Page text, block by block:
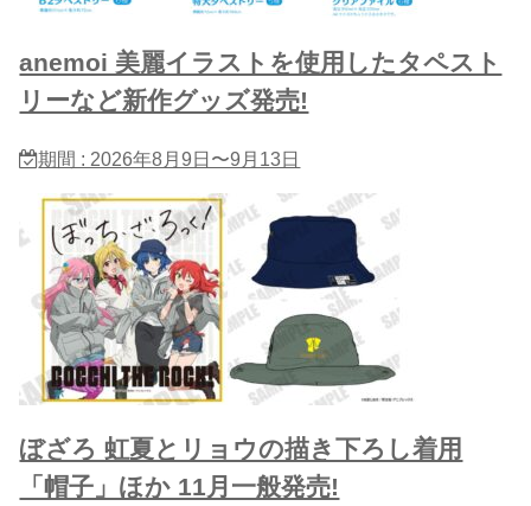
anemoi 美麗イラストを使用したタペスト
リーなど新作グッズ発売!
期間 : 2026年8月9日〜9月13日
ぼざろ 虹夏とリョウの描き下ろし着用
「帽子」ほか 11月一般発売!